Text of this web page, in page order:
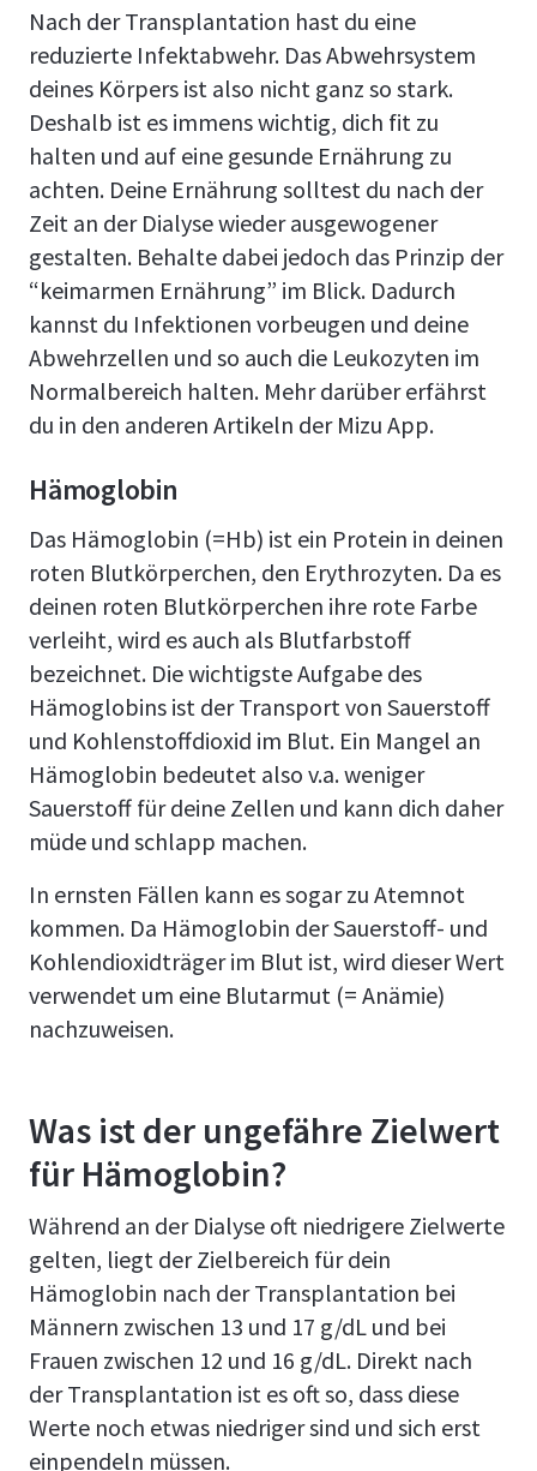
Nach der Transplantation hast du eine
reduzierte Infektabwehr. Das Abwehrsystem
deines Körpers ist also nicht ganz so stark.
Deshalb ist es immens wichtig, dich fit zu
halten und auf eine gesunde Ernährung zu
achten. Deine Ernährung solltest du nach der
Zeit an der Dialyse wieder ausgewogener
gestalten. Behalte dabei jedoch das Prinzip der
“keimarmen Ernährung” im Blick. Dadurch
kannst du Infektionen vorbeugen und deine
Abwehrzellen und so auch die Leukozyten im
Normalbereich halten. Mehr darüber erfährst
du in den anderen Artikeln der Mizu App.
Hämoglobin
Das Hämoglobin (=Hb) ist ein Protein in deinen
roten Blutkörperchen, den Erythrozyten. Da es
deinen roten Blutkörperchen ihre rote Farbe
verleiht, wird es auch als Blutfarbstoff
bezeichnet. Die wichtigste Aufgabe des
Hämoglobins ist der Transport von Sauerstoff
und Kohlenstoffdioxid im Blut. Ein Mangel an
Hämoglobin bedeutet also v.a. weniger
Sauerstoff für deine Zellen und kann dich daher
müde und schlapp machen.
In ernsten Fällen kann es sogar zu Atemnot
kommen. Da Hämoglobin der Sauerstoff- und
Kohlendioxidträger im Blut ist, wird dieser Wert
verwendet um eine Blutarmut (= Anämie)
nachzuweisen.
Was ist der ungefähre Zielwert
für Hämoglobin?
Während an der Dialyse oft niedrigere Zielwerte
gelten, liegt der Zielbereich für dein
Hämoglobin nach der Transplantation bei
Männern zwischen 13 und 17 g/dL und bei
Frauen zwischen 12 und 16 g/dL. Direkt nach
der Transplantation ist es oft so, dass diese
Werte noch etwas niedriger sind und sich erst
einpendeln müssen.